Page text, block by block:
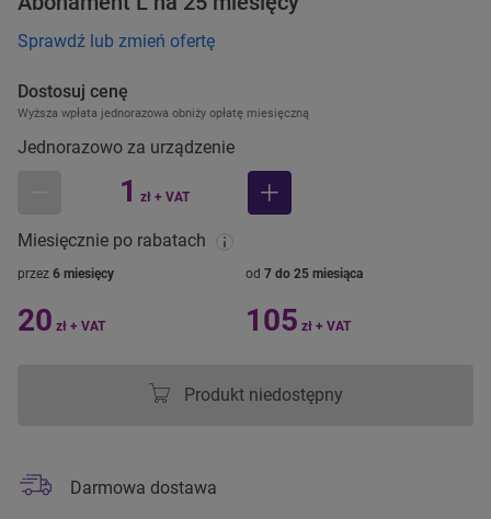
Sprawdź lub zmień ofertę
Dostosuj cenę
Wyższa wpłata jednorazowa obniży opłatę miesięczną
Jednorazowo za urządzenie
1 zł + VAT
więcej
Miesięcznie po rabatach
przez 6 miesięcy od 7 do 25 miesiąca
20 zł + VAT 105 zł + VAT
Produkt niedostępny
Darmowa dostawa